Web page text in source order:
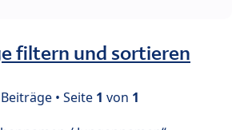
filtern und sortieren
• Seite 1 von 1